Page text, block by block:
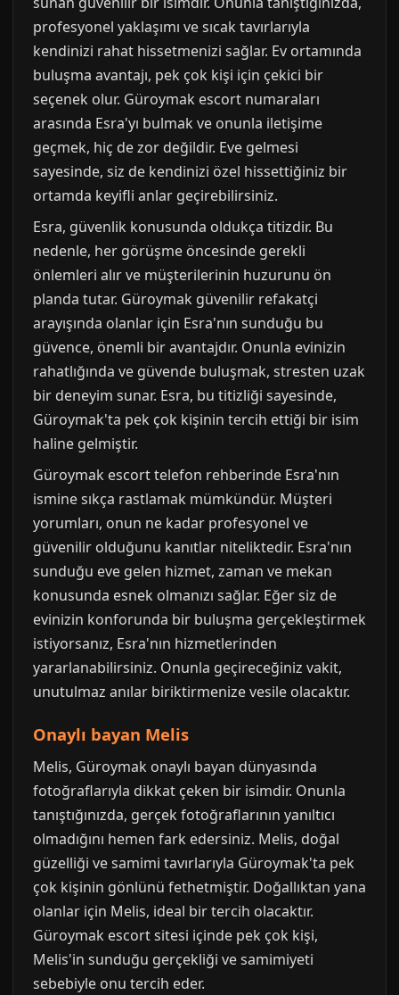
profesyonel yaklaşımı ve sıcak tavırlarıyla
kendinizi rahat hissetmenizi sağlar. Ev ortamında
buluşma avantajı, pek çok kişi için çekici bir
seçenek olur. Güroymak escort numaraları
arasında Esra'yı bulmak ve onunla iletişime
geçmek, hiç de zor değildir. Eve gelmesi
sayesinde, siz de kendinizi özel hissettiğiniz bir
ortamda keyifli anlar geçirebilirsiniz.
Esra, güvenlik konusunda oldukça titizdir. Bu
nedenle, her görüşme öncesinde gerekli
önlemleri alır ve müşterilerinin huzurunu ön
planda tutar. Güroymak güvenilir refakatçi
arayışında olanlar için Esra'nın sunduğu bu
güvence, önemli bir avantajdır. Onunla evinizin
rahatlığında ve güvende buluşmak, stresten uzak
bir deneyim sunar. Esra, bu titizliği sayesinde,
Güroymak'ta pek çok kişinin tercih ettiği bir isim
haline gelmiştir.
Güroymak escort telefon rehberinde Esra'nın
ismine sıkça rastlamak mümkündür. Müşteri
yorumları, onun ne kadar profesyonel ve
güvenilir olduğunu kanıtlar niteliktedir. Esra'nın
sunduğu eve gelen hizmet, zaman ve mekan
konusunda esnek olmanızı sağlar. Eğer siz de
evinizin konforunda bir buluşma gerçekleştirmek
istiyorsanız, Esra'nın hizmetlerinden
yararlanabilirsiniz. Onunla geçireceğiniz vakit,
unutulmaz anılar biriktirmenize vesile olacaktır.
Onaylı bayan Melis
Melis, Güroymak onaylı bayan dünyasında
fotoğraflarıyla dikkat çeken bir isimdir. Onunla
tanıştığınızda, gerçek fotoğraflarının yanıltıcı
olmadığını hemen fark edersiniz. Melis, doğal
güzelliği ve samimi tavırlarıyla Güroymak'ta pek
çok kişinin gönlünü fethetmiştir. Doğallıktan yana
olanlar için Melis, ideal bir tercih olacaktır.
Güroymak escort sitesi içinde pek çok kişi,
Melis'in sunduğu gerçekliği ve samimiyeti
sebebiyle onu tercih eder.